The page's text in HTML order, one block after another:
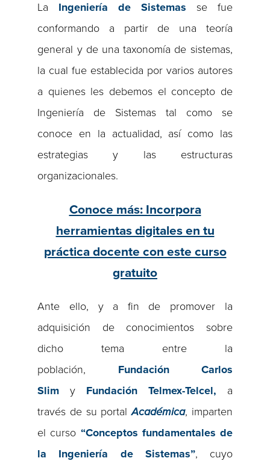
La Ingeniería de Sistemas se fue
conformando a partir de una teoría
general y de una taxonomía de sistemas,
la cual fue establecida por varios autores
a quienes les debemos el concepto de
Ingeniería de Sistemas tal como se
conoce en la actualidad, así como las
estrategias y las estructuras
organizacionales.
Conoce más: Incorpora
herramientas digitales en tu
práctica docente con este curso
gratuito
Ante ello, y a fin de promover la
adquisición de conocimientos sobre
dicho tema entre la
población, Fundación Carlos
Slim y Fundación Telmex-Telcel, a
través de su portalAcadémica, imparten
el curso “Conceptos fundamentales de
la Ingeniería de Sistemas”, cuyo